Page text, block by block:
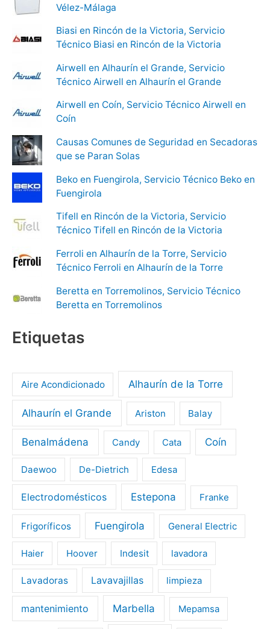
Vélez-Málaga
Biasi en Rincón de la Victoria, Servicio
Técnico Biasi en Rincón de la Victoria
Airwell en Alhaurín el Grande, Servicio
Técnico Airwell en Alhaurín el Grande
Airwell en Coín, Servicio Técnico Airwell en
Coín
Causas Comunes de Seguridad en Secadoras
que se Paran Solas
Beko en Fuengirola, Servicio Técnico Beko en
Fuengirola
Tifell en Rincón de la Victoria, Servicio
Técnico Tifell en Rincón de la Victoria
Ferroli en Alhaurín de la Torre, Servicio
Técnico Ferroli en Alhaurín de la Torre
Beretta en Torremolinos, Servicio Técnico
Beretta en Torremolinos
Etiquetas
Aire Acondicionado Alhaurín de la Torre
Alhaurín el Grande Ariston Balay
Benalmádena Candy Cata Coín
Daewoo De-Dietrich Edesa
Electrodomésticos Estepona Franke
Frigoríficos Fuengirola General Electric
Haier Hoover Indesit lavadora
Lavadoras Lavavajillas limpieza
mantenimiento Marbella Mepamsa